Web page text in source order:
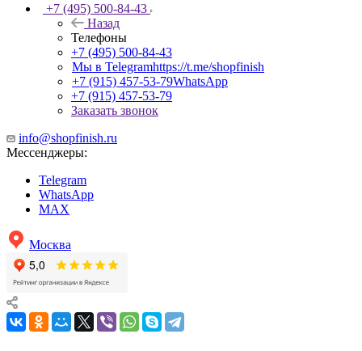
+7 (495) 500-84-43
Назад
Телефоны
+7 (495) 500-84-43
Мы в Telegramhttps://t.me/shopfinish
+7 (915) 457-53-79WhatsApp
+7 (915) 457-53-79
Заказать звонок
info@shopfinish.ru
Мессенджеры:
Telegram
WhatsApp
MAX
Москва